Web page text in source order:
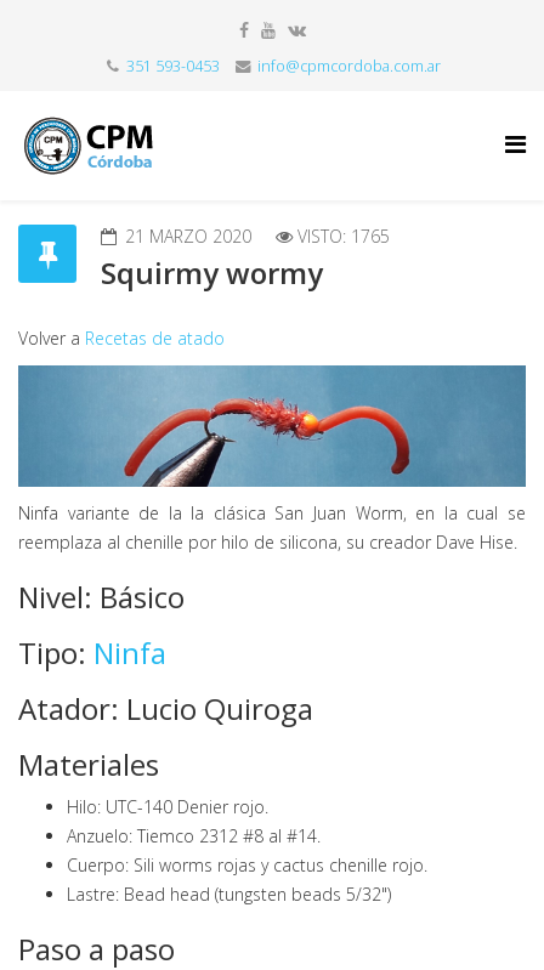
351 593-0453 info@cpmcordoba.com.ar
21 MARZO 2020 VISTO: 1765
Squirmy wormy
Volver a Recetas de atado
Ninfa variante de la la clásica San Juan Worm, en la cual se
reemplaza al chenille por hilo de silicona, su creador Dave Hise.
Nivel: Básico
Tipo: Ninfa
Atador: Lucio Quiroga
Materiales
Hilo: UTC-140 Denier rojo.
Anzuelo: Tiemco 2312 #8 al #14.
Cuerpo: Sili worms rojas y cactus chenille rojo.
Lastre: Bead head (tungsten beads 5/32")
Paso a paso